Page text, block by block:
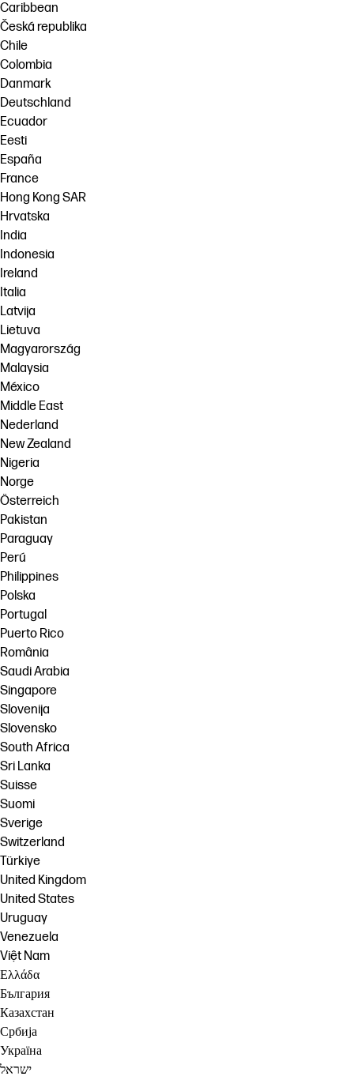
Caribbean
Česká republika
Chile
Colombia
Danmark
Deutschland
Ecuador
Eesti
España
France
Hong Kong SAR
Hrvatska
India
Indonesia
Ireland
Italia
Latvija
Lietuva
Magyarország
Malaysia
México
Middle East
Nederland
New Zealand
Nigeria
Norge
Österreich
Pakistan
Paraguay
Perú
Philippines
Polska
Portugal
Puerto Rico
România
Saudi Arabia
Singapore
Slovenija
Slovensko
South Africa
Sri Lanka
Suisse
Suomi
Sverige
Switzerland
Türkiye
United Kingdom
United States
Uruguay
Venezuela
Việt Nam
Ελλάδα
България
Казахстан
Србија
Україна
ישראל